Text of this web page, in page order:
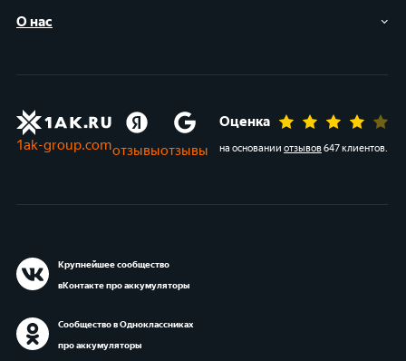
О нас
1ak-group.comотзывыотзывы
Оценка
на основании отзывов647 клиентов.
Крупнейшее сообщество
вКонтакте про аккумуляторы
Сообщество в Одноклассниках
про аккумуляторы